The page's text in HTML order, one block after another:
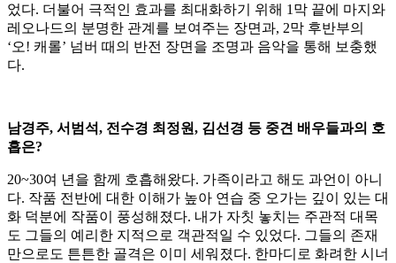
었다. 더불어 극적인 효과를 최대화하기 위해 1막 끝에 마지와
레오나드의 분명한 관계를 보여주는 장면과, 2막 후반부의
‘오! 캐롤’ 넘버 때의 반전 장면을 조명과 음악을 통해 보충했
다.
남경주, 서범석, 전수경 최정원, 김선경 등 중견 배우들과의 호
흡은?
20~30여 년을 함께 호흡해왔다. 가족이라고 해도 과언이 아니
다. 작품 전반에 대한 이해가 높아 연습 중 오가는 깊이 있는 대
화 덕분에 작품이 풍성해졌다. 내가 자칫 놓치는 주관적 대목
도 그들의 예리한 지적으로 객관적일 수 있었다. 그들의 존재
만으로도 튼튼한 골격은 이미 세워졌다. 한마디로 화려한 시너